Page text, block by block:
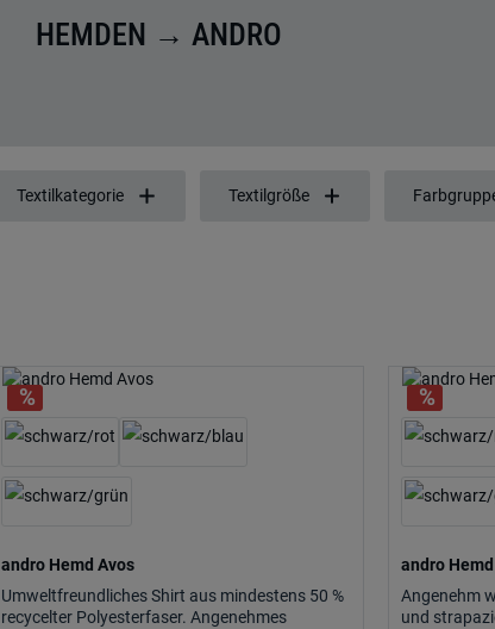
HEMDEN → ANDRO
Textilkategorie Textilgröße
andro Hemd Avos
Umweltfreundliches Shirt aus mindestens 50 %
recycelter Polyesterfaser. Angenehmes
andro
Angenehm
und